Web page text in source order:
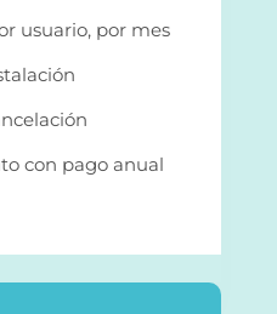
usuario, por mes
con pago anual